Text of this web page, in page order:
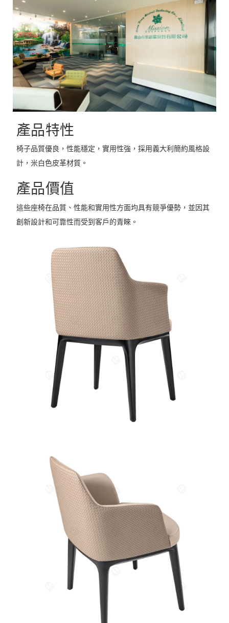
產品特性
椅子品質優良，性能穩定，實用性強，採用義大利簡約風格設
計，米白色皮革材質。
產品價值
這些座椅在品質、性能和實用性方面均具有競爭優勢，並因其
創新設計和可靠性而受到客戶的青睞。